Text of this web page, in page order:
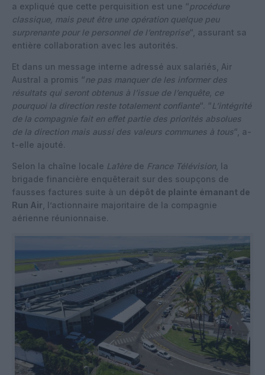
a expliqué que cette perquisition est une “procédure
classique, mais peut être une opération quelque peu
surprenante pour le personnel de l’entreprise“, assurant sa
entière collaboration avec les autorités.
Et dans un message interne adressé aux salariés, Air
Austral a promis “ne pas manquer de les informer des
résultats qui seront obtenus à l’issue de l’enquête, ce
pourquoi la direction reste totalement confiante“. “L’intégrité
de la compagnie fait en effet partie des priorités absolues
de la direction mais aussi des valeurs communes à tous“, a-
t-elle ajouté.
Selon la chaîne locale La1ère de France Télévision , la
brigade financière enquêterait sur des soupçons de
fausses factures suite à un dépôt de plainte émanant de
Run Air , l’actionnaire majoritaire de la compagnie
aérienne réunionnaise.